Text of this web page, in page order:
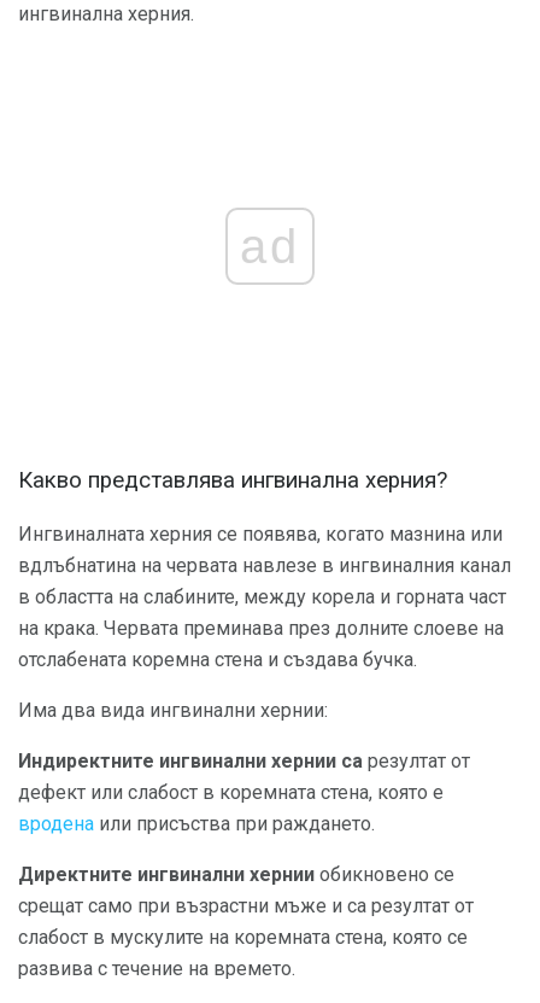
ингвинална херния.
ad
Какво представлява ингвинална херния?
Ингвиналната херния се появява, когато мазнина или
вдлъбнатина на червата навлезе в ингвиналния канал
в областта на слабините, между корела и горната част
на крака. Червата преминава през долните слоеве на
отслабената коремна стена и създава бучка.
Има два вида ингвинални хернии:
Индиректните ингвинални хернии са резултат от
дефект или слабост в коремната стена, която е
вродена или присъства при раждането.
Директните ингвинални хернии обикновено се
срещат само при възрастни мъже и са резултат от
слабост в мускулите на коремната стена, която се
развива с течение на времето.